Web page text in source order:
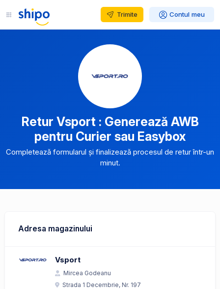
Trimite Contul meu
Retur Vsport : Generează AWB
pentru Curier sau Easybox
Completează formularul și finalizează procesul de retur într-un
minut.
Adresa magazinului
Vsport
Mircea Godeanu
Strada 1 Decembrie, Nr. 197